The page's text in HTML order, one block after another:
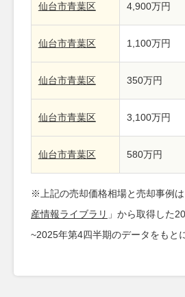
仙台市青葉区 4,900万円
仙台市青葉区 1,100万円
仙台市青葉区 350万円
仙台市青葉区 3,100万円
仙台市青葉区 580万円
※上記の売却価格相場と売却事例
産情報ライブラリ 」から取得した
~2025年第4四半期のデータをもと